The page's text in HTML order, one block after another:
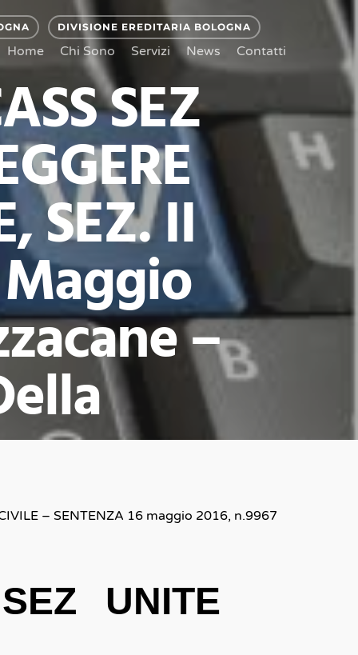
Home Chi Sono Servizi News Contatti
DIVISIONE EREDITARIA BOLOGNA
SEZ
SEZ. II
Maggio
–
– SENTENZA 16 maggio 2016, n.9967
UNITE